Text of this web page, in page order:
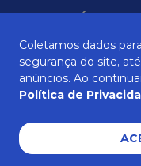
ATENDIMENTO
AJUDA E
Coletamos dados
segurança do site,
anúncios. Ao
Política de